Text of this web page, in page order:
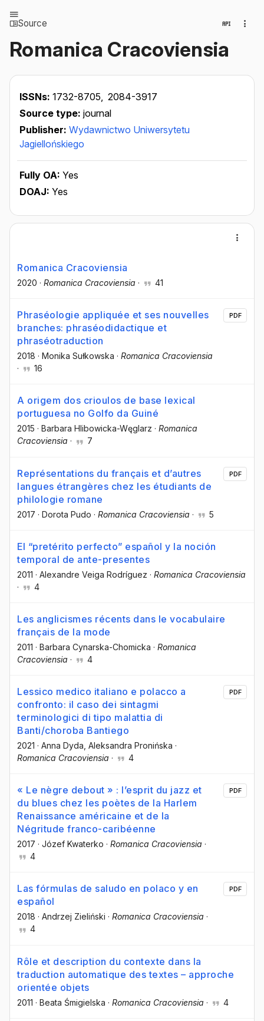
Source
Romanica Cracoviensia
ISSNs: 1732-8705, 2084-3917
Source type: journal
Publisher: Wydawnictwo Uniwersytetu
Jagiellońskiego
Fully OA: Yes
DOAJ: Yes
Romanica Cracoviensia
2020 · Romanica Cracoviensia · 41
Phraséologie appliquée et ses nouvelles
branches: phraséodidactique et
phraséotraduction
2018 · Monika Sułkowska · Romanica Cracoviensia
·
16
PDF
A origem dos crioulos de base lexical
portuguesa no Golfo da Guiné
2015 · Barbara Hlibowicka-Węglarz · Romanica
Cracoviensia · 7
Représentations du français et d’autres
langues étrangères chez les étudiants de
philologie romane
2017 · Dorota Pudo · Romanica Cracoviensia · 5
PDF
El “pretérito perfecto” español y la noción
temporal de ante-presentes
2011 · Alexandre Veiga Rodríguez · Romanica Cracoviensia
·
4
Les anglicismes récents dans le vocabulaire
français de la mode
2011 · Barbara Cynarska-Chomicka · Romanica
Cracoviensia · 4
Lessico medico italiano e polacco a
confronto: il caso dei sintagmi
terminologici di tipo malattia di
Banti/choroba Bantiego
2021 · Anna Dyda , Aleksandra Pronińska ·
Romanica Cracoviensia · 4
PDF
« Le nègre debout » : l’esprit du jazz et
du blues chez les poètes de la Harlem
Renaissance américaine et de la
Négritude franco-caribéenne
2017 · Józef Kwaterko · Romanica Cracoviensia ·
4
PDF
Las fórmulas de saludo en polaco y en
español
2018 · Andrzej Zieliński · Romanica Cracoviensia ·
4
PDF
Rôle et description du contexte dans la
traduction automatique des textes – approche
orientée objets
2011 · Beata Śmigielska · Romanica Cracoviensia · 4